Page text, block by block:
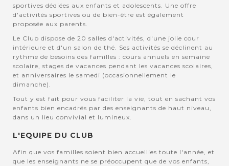
sportives dédiées aux enfants et adolescents. Une offre
d'activités sportives ou de bien-être est également
proposée aux parents.
Le Club dispose de 20 salles d'activités, d'une jolie cour
intérieure et d'un salon de thé. Ses activités se déclinent au
rythme de besoins des familles : cours annuels en semaine
scolaire, stages de vacances pendant les vacances scolaires,
et anniversaires le samedi (occasionnellement le
dimanche).
Tout y est fait pour vous faciliter la vie, tout en sachant vos
enfants bien encadrés par des enseignants de haut niveau,
dans un lieu convivial et lumineux.
L'EQUIPE DU CLUB
Afin que vos familles soient bien accuellies toute l'année, et
que les enseignants ne se préoccupent que de vos enfants,